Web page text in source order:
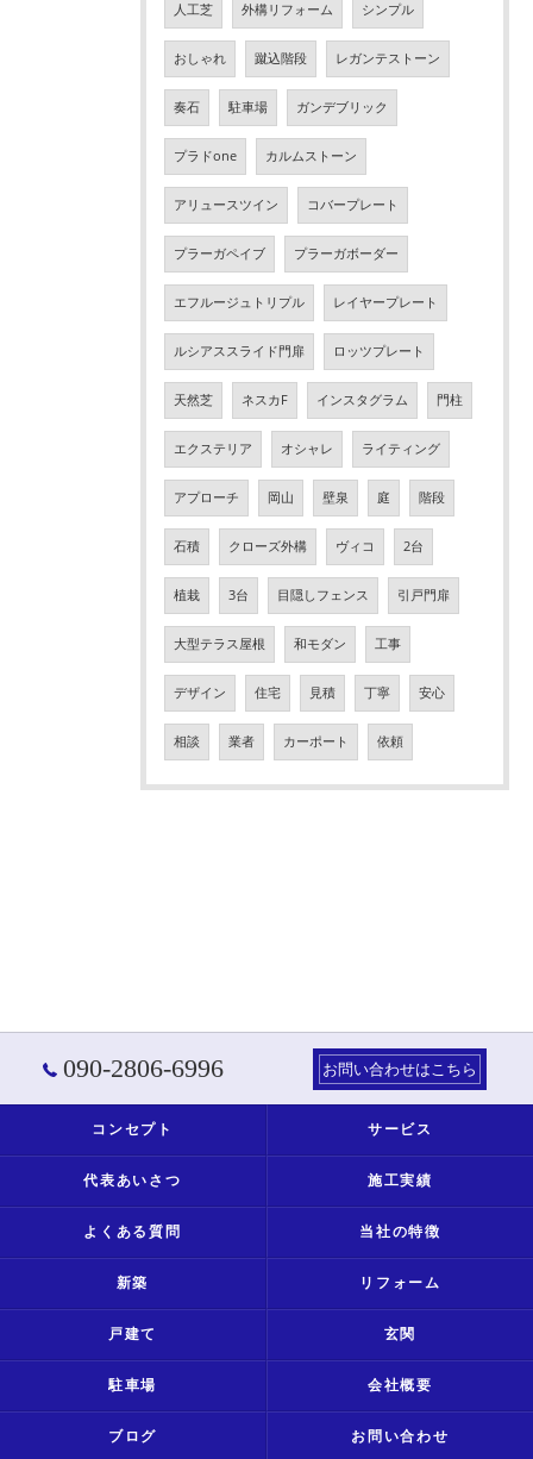
人工芝 外構リフォーム シンプル
おしゃれ 蹴込階段 レガンテストーン
奏石 駐車場 ガンデブリック
プラドone カルムストーン
アリュースツイン コバープレート
プラーガペイブ プラーガボーダー
エフルージュトリプル レイヤープレート
ルシアススライド門扉 ロッツプレート
天然芝 ネスカF インスタグラム 門柱
エクステリア オシャレ ライティング
アプローチ 岡山 壁泉 庭 階段
石積 クローズ外構 ヴィコ 2台
植栽 3台 目隠しフェンス 引戸門扉
大型テラス屋根 和モダン 工事
デザイン 住宅 見積 丁寧 安心
相談 業者 カーポート 依頼
090-2806-6996 お問い合わせはこちら
コンセプト サービス
代表あいさつ 施工実績
よくある質問 当社の特徴
新築 リフォーム
戸建て 玄関
駐車場 会社概要
ブログ お問い合わせ